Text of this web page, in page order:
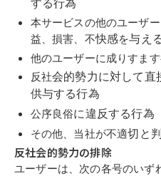
本サービスの他のユーザ
益、損害、不快感を与え
他のユーザーに成りすま
反社会的勢力に対して直
供与する行為
公序良俗に違反する行為
その他、当社が不適切と判
反社会的勢力の排除
ユーザーは、 次の各号のいず